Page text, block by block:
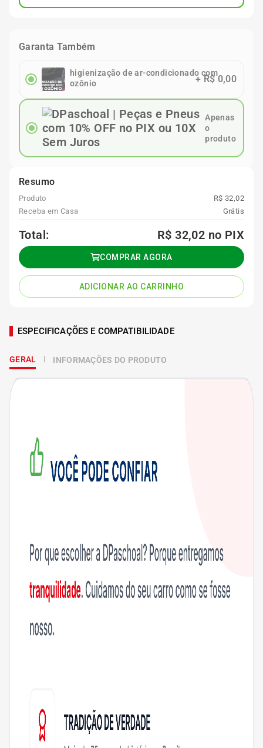
Garanta Também
higienização de ar-condicionado com
ozônio
+R$ 0,00
Apenas
o
produto
Resumo
Produto
R$ 32,02
Receba em Casa
Grátis
Total: R$ 32,02 no PIX
COMPRAR AGORA
ADICIONAR AO CARRINHO
ESPECIFICAÇÕES E COMPATIBILIDADE
GERAL INFORMAÇÕES DO PRODUTO